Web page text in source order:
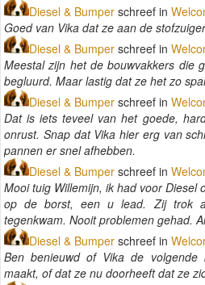
Diesel & Bumper schreef in
Goed van Vika dat ze aan de
Diesel & Bumper schreef in
Meestal zijn het de bouwvakkers die
begluurd. Maar lastig dat ze het zo
Diesel & Bumper schreef in
Dat is iets teveel van het goede,
onrust. Snap dat Vika hier erg van
pannen er snel afhebben.
Diesel & Bumper schreef in
Mooi tuig Willemijn, ik had voor Diesel
op de borst, een u lead. Zij trok
tegenkwam. Nooit problemen gehad.
Diesel & Bumper schreef in
Ben benieuwd of Vika de
maakt, of dat ze nu doorheeft dat ze